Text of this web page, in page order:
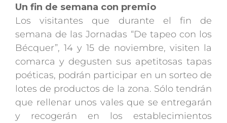
Un fin de semana con premio
Los visitantes que durante el fin de
semana de las Jornadas “De tapeo con los
Bécquer”, 14 y 15 de noviembre, visiten la
comarca y degusten sus apetitosas tapas
poéticas, podrán participar en un sorteo de
lotes de productos de la zona. Sólo tendrán
que rellenar unos vales que se entregarán
y recogerán en los establecimientos